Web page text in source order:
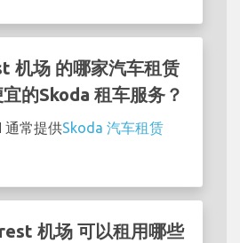
机场 的哪家汽车租赁
的Skoda 租车服务？
通常提供Skoda 汽车租赁
机场 可以租用哪些